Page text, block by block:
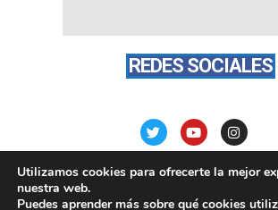
REDES SOCIALES
Utilizamos cookies para ofrecerte la mejor
nuestra web.
Puedes aprender más sobre qué cookies